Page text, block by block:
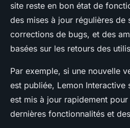
site reste en bon état de
des mises à jour régulières de
corrections de bugs, et des
basées sur les retours des
Par exemple, si une nouvelle
est publiée, Lemon Interactive
est mis à jour rapidement
dernières fonctionnalités et